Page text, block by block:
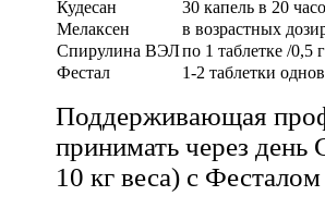
Кудесан
30 капель в 20
Мелаксен
в возрастных
Спирулина ВЭЛпо 1 таблетке /0,5
Фестал
1-2 таблетки
Поддерживающая
принимать через
10 кг веса) с